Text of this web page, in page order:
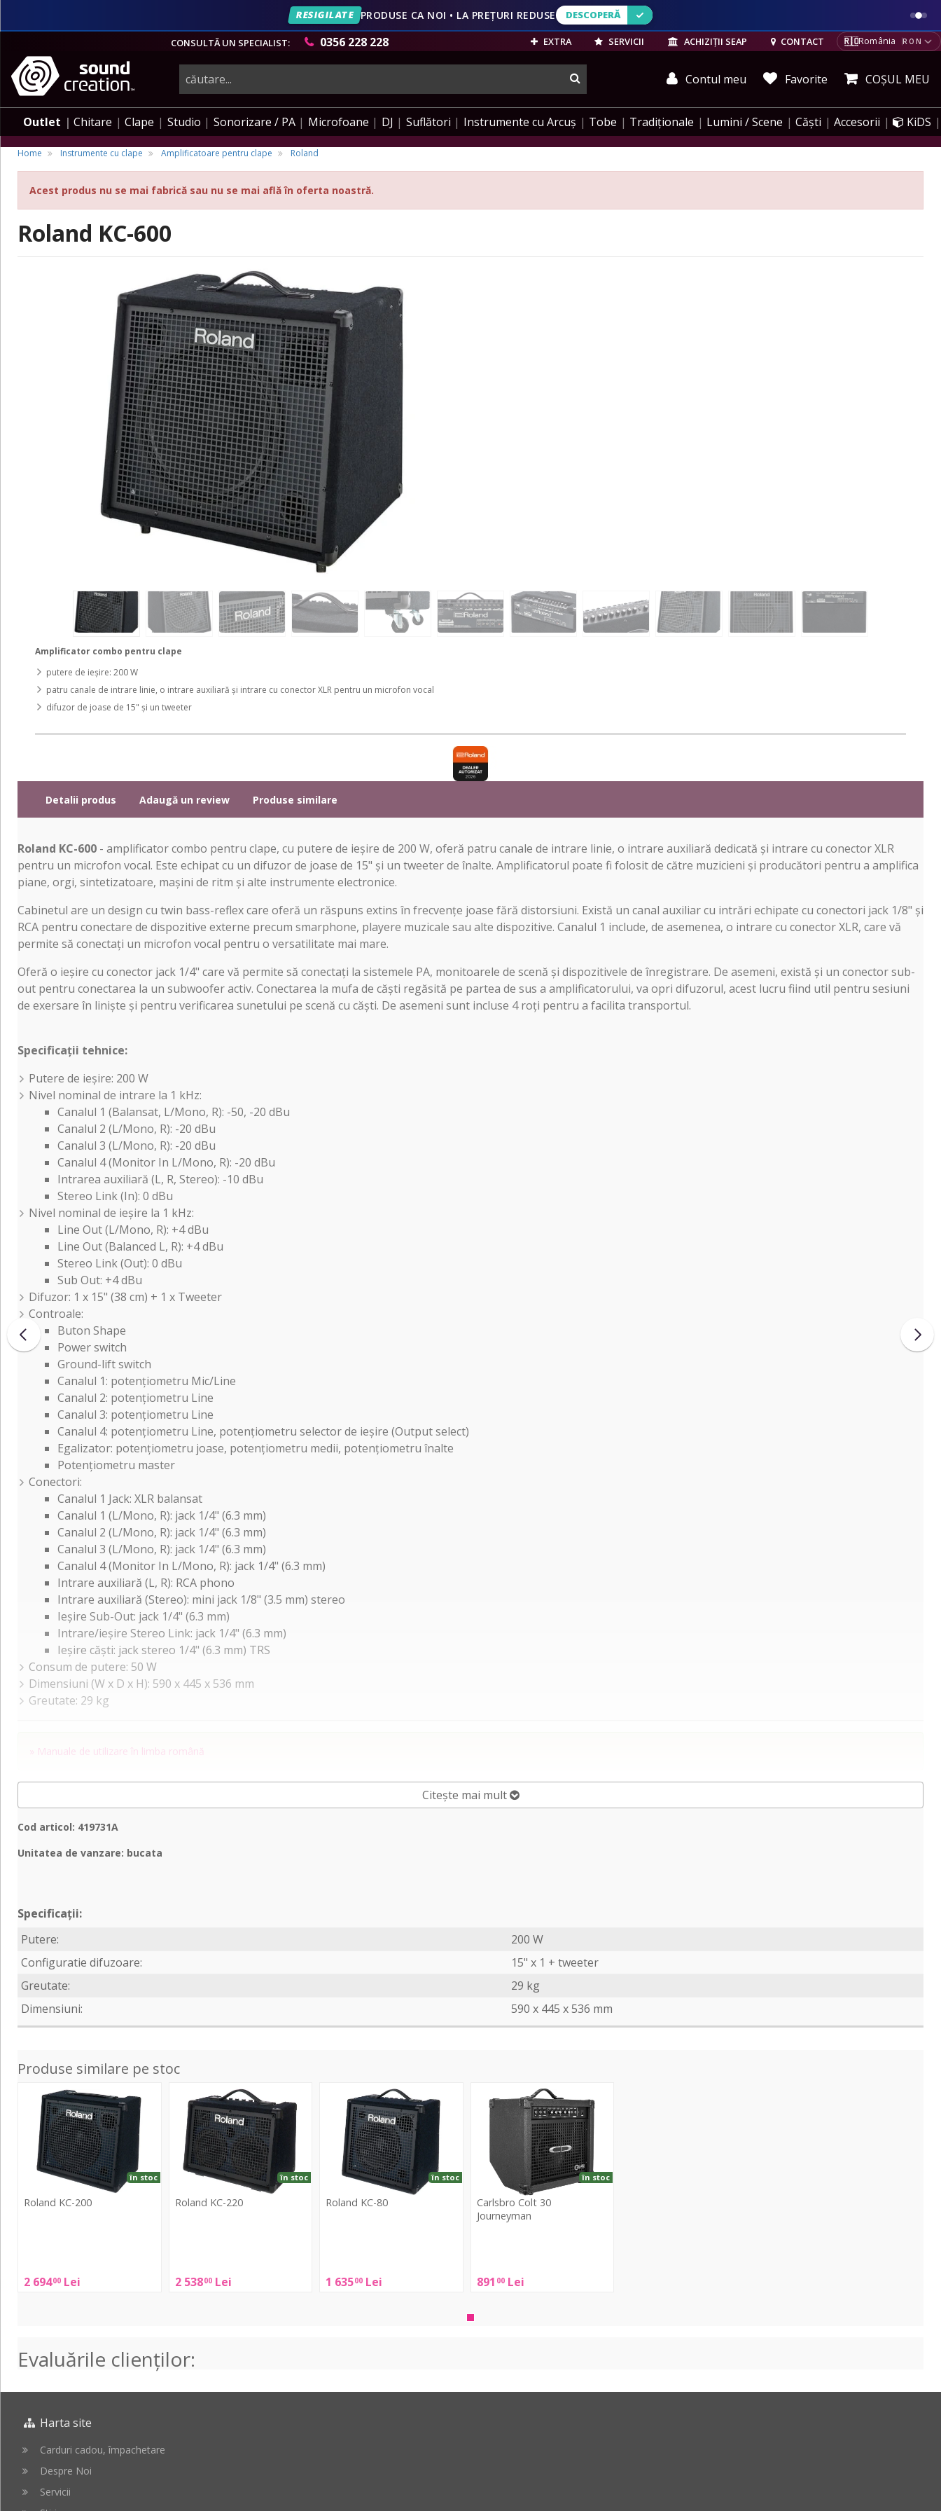
VEZI OFERTELE
RESIGILATE PRODUSE CA NOI • LA PREȚURI REDUSE DESCOPERĂ
DESCOPERĂ
CONSULTĂ UN SPECIALIST:
0356 228 228 EXTRA SERVICII ACHIZIȚII SEAP CONTACT 🇷🇴România RON
instrumente
muzicale,
echipamente
pro-
audio
Contul meu Favorite COȘUL MEU
Outlet Chitare Clape Studio Sonorizare / PA Microfoane DJ Suflători Instrumente cu Arcuș Tobe Tradiționale Lumini / Scene Căști Accesorii KiDS
Home Instrumente cu clape Amplificatoare pentru clape Roland
Acest produs nu se mai fabrică sau nu se mai află în oferta noastră.
Roland KC-600
Amplificator combo pentru clape
putere de ieșire: 200 W
patru canale de intrare linie, o intrare auxiliară și intrare cu conector XLR pentru un microfon vocal
difuzor de joase de 15" și un tweeter
Detalii produs Adaugă un review Produse similare
Roland KC-600 - amplificator combo pentru clape, cu putere de ieșire de 200 W, oferă patru canale de intrare linie, o intrare auxiliară dedicată și intrare cu conector XLR
pentru un microfon vocal. Este echipat cu un difuzor de joase de 15" și un tweeter de înalte. Amplificatorul poate fi folosit de către muzicieni și producători pentru a amplifica
piane, orgi, sintetizatoare, mașini de ritm și alte instrumente electronice.
Cabinetul are un design cu twin bass-reflex care oferă un răspuns extins în frecvențe joase fără distorsiuni. Există un canal auxiliar cu intrări echipate cu conectori jack 1/8" și
RCA pentru conectare de dispozitive externe precum smarphone, playere muzicale sau alte dispozitive. Canalul 1 include, de asemenea, o intrare cu conector XLR, care vă
permite să conectați un microfon vocal pentru o versatilitate mai mare.
Oferă o ieșire cu conector jack 1/4" care vă permite să conectați la sistemele PA, monitoarele de scenă și dispozitivele de înregistrare. De asemeni, există și un conector sub-
out pentru conectarea la un subwoofer activ. Conectarea la mufa de căști regăsită pe partea de sus a amplificatorului, va opri difuzorul, acest lucru fiind util pentru sesiuni
de exersare în liniște și pentru verificarea sunetului pe scenă cu căști. De asemeni sunt incluse 4 roți pentru a facilita transportul.
Specificații tehnice:
Putere de ieșire: 200 W
Nivel nominal de intrare la 1 kHz:
Canalul 1 (Balansat, L/Mono, R): -50, -20 dBu
Canalul 2 (L/Mono, R): -20 dBu
Canalul 3 (L/Mono, R): -20 dBu
Canalul 4 (Monitor In L/Mono, R): -20 dBu
Intrarea auxiliară (L, R, Stereo): -10 dBu
Stereo Link (In): 0 dBu
Nivel nominal de ieșire la 1 kHz:
Line Out (L/Mono, R): +4 dBu
Line Out (Balanced L, R): +4 dBu
Stereo Link (Out): 0 dBu
Sub Out: +4 dBu
Difuzor: 1 x 15" (38 cm) + 1 x Tweeter
Controale:
Buton Shape
Power switch
Ground-lift switch
Canalul 1: potențiometru Mic/Line
Canalul 2: potențiometru Line
Canalul 3: potențiometru Line
Canalul 4: potențiometru Line, potențiometru selector de ieșire (Output select)
Egalizator: potențiometru joase, potențiometru medii, potențiometru înalte
Potențiometru master
Conectori:
Canalul 1 Jack: XLR balansat
Canalul 1 (L/Mono, R): jack 1/4" (6.3 mm)
Canalul 2 (L/Mono, R): jack 1/4" (6.3 mm)
Canalul 3 (L/Mono, R): jack 1/4" (6.3 mm)
Canalul 4 (Monitor In L/Mono, R): jack 1/4" (6.3 mm)
Intrare auxiliară (L, R): RCA phono
Intrare auxiliară (Stereo): mini jack 1/8" (3.5 mm) stereo
Ieșire Sub-Out: jack 1/4" (6.3 mm)
Intrare/ieșire Stereo Link: jack 1/4" (6.3 mm)
Ieșire căști: jack stereo 1/4" (6.3 mm) TRS
Consum de putere: 50 W
Dimensiuni (W x D x H): 590 x 445 x 536 mm
Greutate: 29 kg
» Manuale de utilizare în limba română
Citește mai mult
Cod articol: 419731A
Unitatea de vanzare: bucata
Specificații:
Putere:
200 W
Configuratie difuzoare:
15" x 1 + tweeter
Greutate:
29 kg
Dimensiuni:
590 x 445 x 536 mm
Produse similare pe stoc
Roland KC-200
2 69400 Lei
în stoc
Roland KC-220
2 53800 Lei
în stoc
Roland KC-80
1 63500 Lei
în stoc
Journeyman
Carlsbro Colt 30
Journeyman
891 00 Lei
în stoc
30
Evaluările clienţilor:
Harta site
Carduri cadou, împachetare
Despre Noi
Servicii